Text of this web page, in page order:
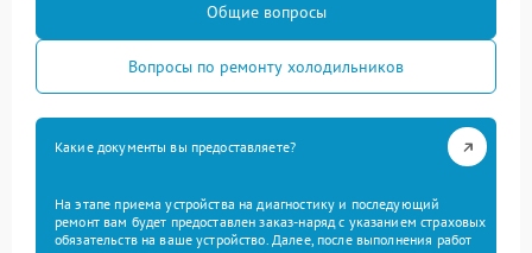
Общие вопросы
Вопросы по ремонту холодильников
Какие документы вы предоставляете?
На этапе приема устройства на диагностику и последующий
ремонт вам будет предоставлен заказ-наряд с указанием страховых
обязательств на ваше устройство. Далее, после выполнения работ